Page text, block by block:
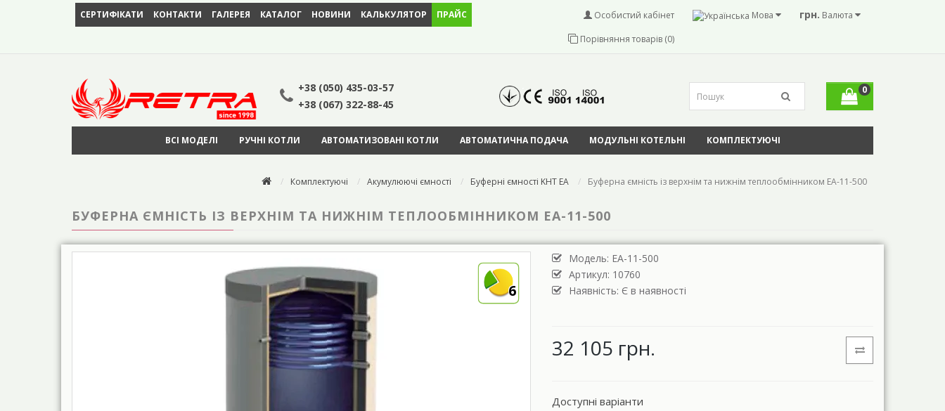
СЕРТИФІКАТИ КОНТАКТИ ГАЛЕРЕЯ КАТАЛОГ НОВИНИ КАЛЬКУЛЯТОР ПРАЙС грн. Валюта
Мова
Особистий кабінет
Порівняння товарів (0)
+38 (050) 435-03-57
+38 (067) 322-88-45
0
ВСІ МОДЕЛІ РУЧНІ КОТЛИ АВТОМАТИЗОВАНІ КОТЛИ АВТОМАТИЧНА ПОДАЧА МОДУЛЬНІ КОТЕЛЬНІ КОМПЛЕКТУЮЧІ
Комплектуючі Акумулюючі ємності Буферні ємності KHT EA Буферна ємність із верхнім та нижнім теплообмінником ЕА-11-500
БУФЕРНА ЄМНІСТЬ ІЗ ВЕРХНІМ ТА НИЖНІМ ТЕПЛООБМІННИКОМ ЕА-11-500
6
Модель: ЕА-11-500
Артикул: 10760
Наявність: Є в наявності
32 105 грн.
Доступні варіанти